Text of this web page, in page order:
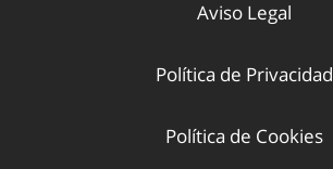
Aviso Legal
Política de Privacidad
Política de Cookies